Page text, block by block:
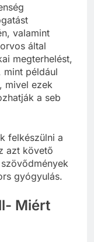
valamint
által
megterhelést,
mint például
mivel ezek
a seb
felkészülni a
azt követő
gyógyulás.
Miért